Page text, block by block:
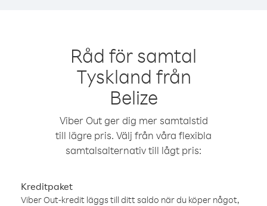
Råd för samtal
Tyskland från
Belize
Viber Out ger dig mer samtalstid
till lägre pris. Välj från våra flexibla
samtalsalternativ till lågt pris:
Kreditpaket
Viber Out-kredit läggs till ditt saldo när du köper något,